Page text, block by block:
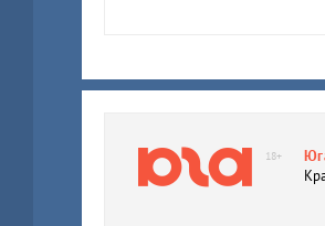
18+